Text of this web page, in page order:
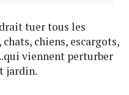
tuer tous les
chiens, escargots,
viennent perturber
jardin.